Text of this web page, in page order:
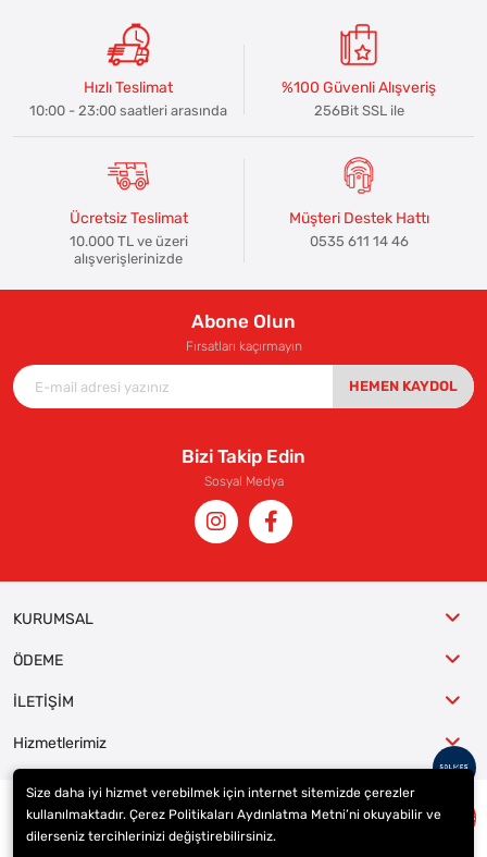
Hızlı Teslimat
10:00 - 23:00 saatleri arasında
%100 Güvenli Alışveriş
256Bit SSL ile
Ücretsiz Teslimat
10.000 TL ve üzeri
alışverişlerinizde
Müşteri Destek Hattı
0535 611 14 46
Abone Olun
Fırsatları kaçırmayın
HEMEN KAYDOL
Bizi Takip Edin
Sosyal Medya
KURUMSAL
ÖDEME
İLETİŞİM
Hizmetlerimiz
© 2023ER-LAS Oto Jant ve Lastik - Yunus ULAŞ
Size daha iyi hizmet verebilmek için internet sitemizde çerezler
kullanılmaktadır. Çerez Politikaları Aydınlatma Metni’ni okuyabilir ve
dilerseniz tercihlerinizi değiştirebilirsiniz.